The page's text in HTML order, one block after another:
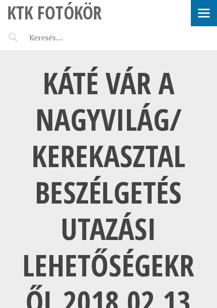
KTK FOTÓKÖR
KÁTÉ VÁR A
NAGYVILÁG/
KEREKASZTAL
BESZÉLGETÉS
UTAZÁSI
LEHETŐSÉGEKR